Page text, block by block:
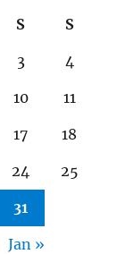
S S
3 4
10 11
17 18
24 25
31
Jan »